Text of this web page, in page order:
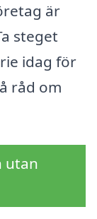
är
steget
idag för
råd om
utan